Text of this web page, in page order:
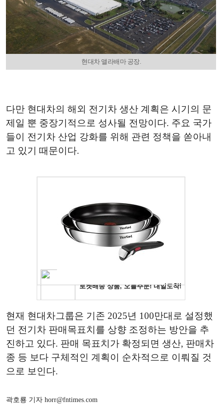
현대차 앨라배마 공장.
다만 현대차의 해외 전기차 생산 계획은 시기의 문
제일 뿐 중장기적으로 성사될 전망이다. 주요 국가
들이 전기차 산업 강화를 위해 관련 정책을 쏟아내
고 있기 때문이다.
현재 현대차그룹은 기존 2025년 100만대로 설정했
던 전기차 판매목표치를 상향 조정하는 방안을 추
진하고 있다. 판매 목표치가 확정되면 생산, 판매차
종 등 보다 구체적인 계획이 순차적으로 이뤄질 것
으로 보인다.
곽호룡 기자 horr@fntimes.com